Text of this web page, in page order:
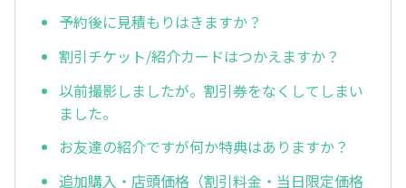
予約後に見積もりはきますか？
割引チケット/紹介カードはつかえますか？
以前撮影しましたが。割引券をなくしてしまい
ました。
お友達の紹介ですが何か特典はありますか？
追加購入・店頭価格（割引料金・当日限定価格